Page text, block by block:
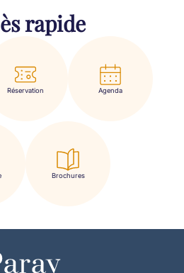
rapide
Réservation Agenda
Brochures